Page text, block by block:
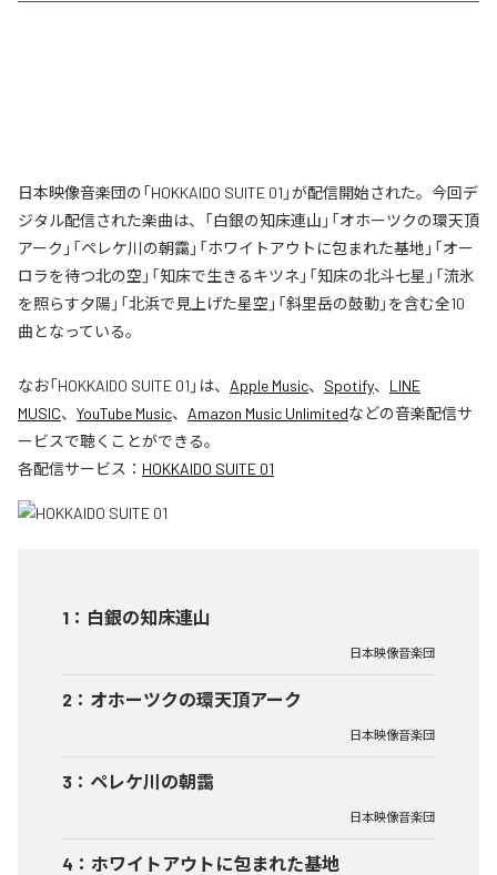
日本映像音楽団の「HOKKAIDO SUITE 01」が配信開始された。今回デ
ジタル配信された楽曲は、「白銀の知床連山」「オホーツクの環天頂
アーク」「ペレケ川の朝靄」「ホワイトアウトに包まれた基地」「オー
ロラを待つ北の空」「知床で生きるキツネ」「知床の北斗七星」「流氷
を照らす夕陽」「北浜で見上げた星空」「斜里岳の鼓動」を含む全10
曲となっている。
なお「HOKKAIDO SUITE 01 」は、 Apple Music、 Spotify、 LINE
MUSIC、 YouTube Music、 Amazon Music Unlimitedなどの音楽配信サ
ービスで聴くことができる。
各配信サービス： HOKKAIDO SUITE 01
1 ： 白銀の知床連山
日本映像音楽団
2 ： オホーツクの環天頂アーク
日本映像音楽団
3 ： ペレケ川の朝靄
日本映像音楽団
4 ： ホワイトアウトに包まれた基地